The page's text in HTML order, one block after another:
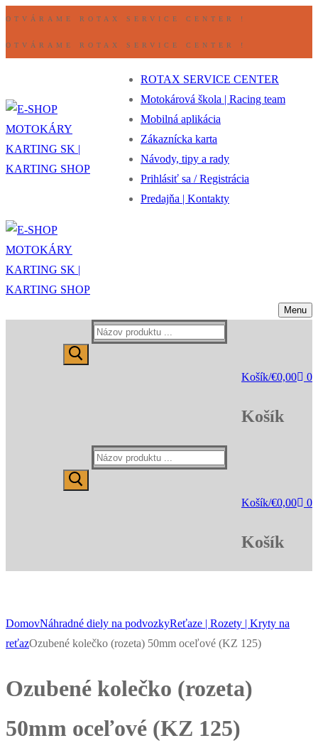
Preskočiť
Ponuka
Zavrieť
OTVÁRAME ROTAX SERVICE CENTER !
OTVÁRAME ROTAX SERVICE CENTER !
ROTAX SERVICE CENTER
Motokárová škola | Racing team
Mobilná aplikácia
Zákaznícka karta
Návody, tipy a rady
Prihlásiť sa / Registrácia
Predajňa | Kontakty
Menu
Hľadať:
Košík/€0,00 0
Košík
Hľadať:
Košík/€0,00 0
Košík
DomovNáhradné diely na podvozkyReťaze | Rozety | Kryty na
reťazOzubené kolečko (rozeta) 50mm oceľové (KZ 125)
Ozubené kolečko (rozeta)
50mm oceľové (KZ 125)